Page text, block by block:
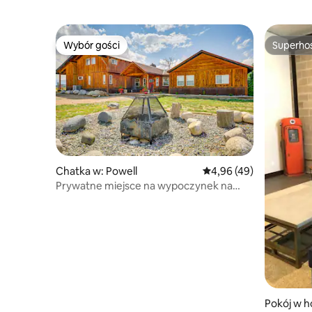
Wybór gości
Wybór gości
Chatka w: Powell Średnia ocena: 4,96
4,96 (49)
Prywatne miejsce na wypoczynek na
Pokój w